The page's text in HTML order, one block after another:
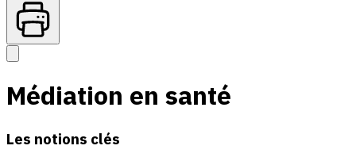
Médiation en santé
Les notions clés